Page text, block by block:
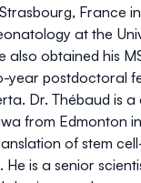
France
at the
also obtained his
year postdoctoral
Dr. Thébaud is
from Edmonton
of stem
He is a senior